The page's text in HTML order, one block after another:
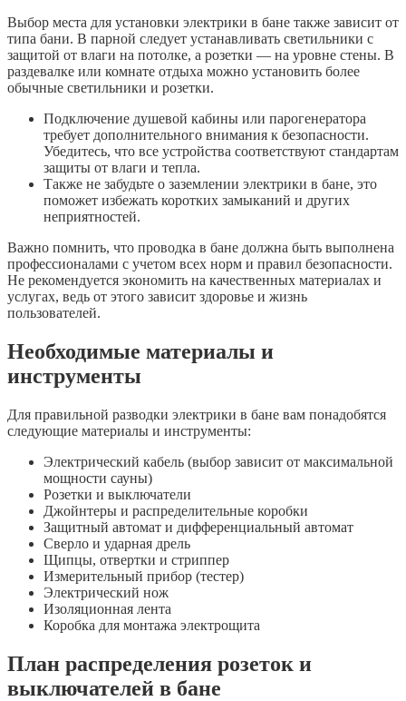
Выбор места для установки электрики в бане также зависит от
типа бани. В парной следует устанавливать светильники с
защитой от влаги на потолке, а розетки — на уровне стены. В
раздевалке или комнате отдыха можно установить более
обычные светильники и розетки.
Подключение душевой кабины или парогенератора
требует дополнительного внимания к безопасности.
Убедитесь, что все устройства соответствуют стандартам
защиты от влаги и тепла.
Также не забудьте о заземлении электрики в бане, это
поможет избежать коротких замыканий и других
неприятностей.
Важно помнить, что проводка в бане должна быть выполнена
профессионалами с учетом всех норм и правил безопасности.
Не рекомендуется экономить на качественных материалах и
услугах, ведь от этого зависит здоровье и жизнь
пользователей.
Необходимые материалы и
инструменты
Для правильной разводки электрики в бане вам понадобятся
следующие материалы и инструменты:
Электрический кабель (выбор зависит от максимальной
мощности сауны)
Розетки и выключатели
Джойнтеры и распределительные коробки
Защитный автомат и дифференциальный автомат
Сверло и ударная дрель
Щипцы, отвертки и стриппер
Измерительный прибор (тестер)
Электрический нож
Изоляционная лента
Коробка для монтажа электрощита
План распределения розеток и
выключателей в бане